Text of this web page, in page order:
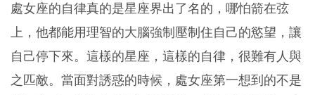
處女座的自律真的是星座界出了名的，哪怕箭在弦
上，他都能用理智的大腦強制壓制住自己的慾望，讓
自己停下來。這樣的星座，這樣的自律，很難有人與
之匹敵。當面對誘惑的時候，處女座第一想到的不是